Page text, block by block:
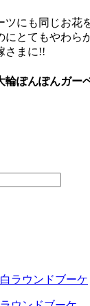
にも同じお花を
とてもやわら
さまに!!
輪ぽんぽんガー